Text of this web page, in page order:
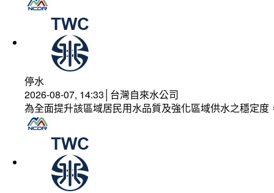
停水
2026-08-07, 14:33│台灣自來水公司
為全面提升該區域居民用水品質及強化區域供水之穩定